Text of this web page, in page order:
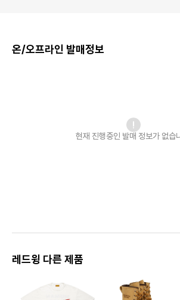
온/오프라인 발매정보
현재 진행중인 발매 정보가 없습
레드윙 다른 제품